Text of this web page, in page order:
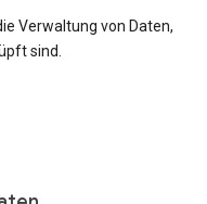
Verwaltung von Daten,
sind.